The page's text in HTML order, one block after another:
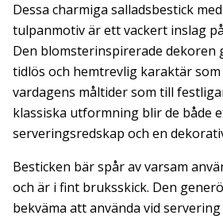
Dessa charmiga salladsbestick
tulpanmotiv är ett vackert inslag
Den blomsterinspirerade dekoren
tidlös och hemtrevlig karaktär
vardagens måltider som till
klassiska utformning blir de både
serveringsredskap och en
Besticken bär spår av varsam
och är i fint bruksskick. Den
bekväma att använda vid servering